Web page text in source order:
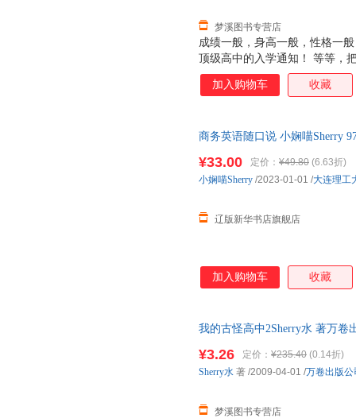
成绩一般，身高一般，性格一
顶级高中的入学通知！ 等等
那……难道这是真的？！ 感谢
半夜有幽灵在哭？呃……那是
梦溪图书专营店
加入购物车 收藏
商务英语随口说 小娴喵Sherry
¥33.00 定价： ¥49.80 (6.63折)
辽版新华书店旗舰店
小娴喵Sherry /2023-01-01 /大连理工
加入购物车 收藏
我的古怪高中2Sherry水 著万卷
¥3.26 定价： ¥235.40 (0.14折)
梦溪图书专营店
Sherry水 著 /2009-04-01 /万卷出版公